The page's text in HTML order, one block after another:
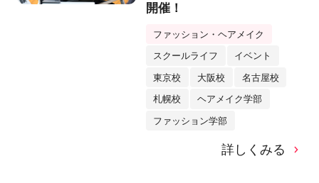
開催！
ファッション・ヘアメイク
スクールライフ イベント
東京校 大阪校 名古屋校
札幌校 ヘアメイク学部
ファッション学部
詳しくみる